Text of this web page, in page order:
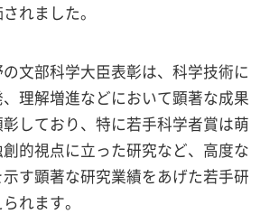
れました。
文部科学大臣表彰は、科学技術に
理解増進などにおいて顕著な成果
しており、特に若手科学者賞は萌
的視点に立った研究など、高度な
す顕著な研究業績をあげた若手研
れます。